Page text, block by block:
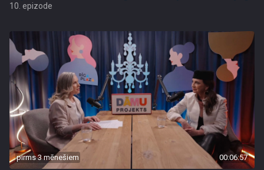
10. epizode
pirms 3 mēnešiem 00:06:57